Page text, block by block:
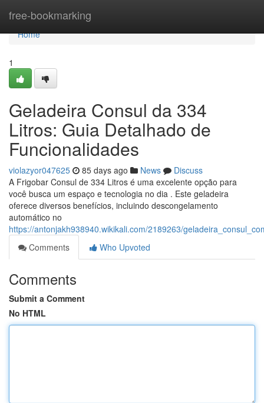
free-bookmarking
Home
Home
1
Geladeira Consul da 334
Litros: Guia Detalhado de
Funcionalidades
violazyor047625 85 days ago News
Discuss
A Frigobar Consul de 334 Litros é uma excelente opção para
você busca um espaço e tecnologia no dia . Este geladeira
oferece diversos benefícios, incluindo descongelamento
automático no
https://antonjakh938940.wikikali.com/2189263/
Comments
Who Upvoted
Comments
Submit a Comment
No HTML